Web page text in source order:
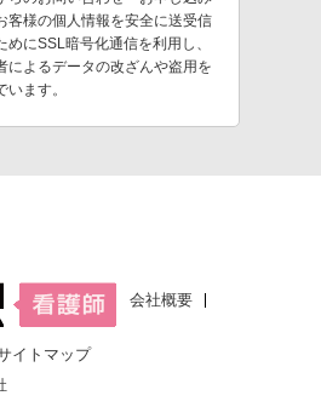
客様の個人情報を安全に送受信
めにSSL暗号化通信を利用し、
によるデータの改ざんや盗用を
います。
会社概要
イトマップ